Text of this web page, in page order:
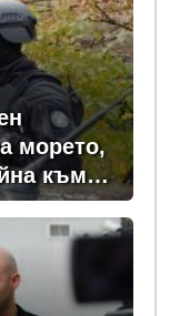
морето,
към